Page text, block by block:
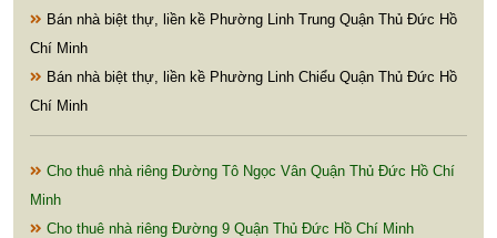
Bán nhà biệt thự, liền kề Phường Linh Trung Quận Thủ Đức Hồ
Chí Minh
Bán nhà biệt thự, liền kề Phường Linh Chiểu Quận Thủ Đức Hồ
Chí Minh
Cho thuê nhà riêng Đường Tô Ngọc Vân Quận Thủ Đức Hồ Chí
Minh
Cho thuê nhà riêng Đường 9 Quận Thủ Đức Hồ Chí Minh